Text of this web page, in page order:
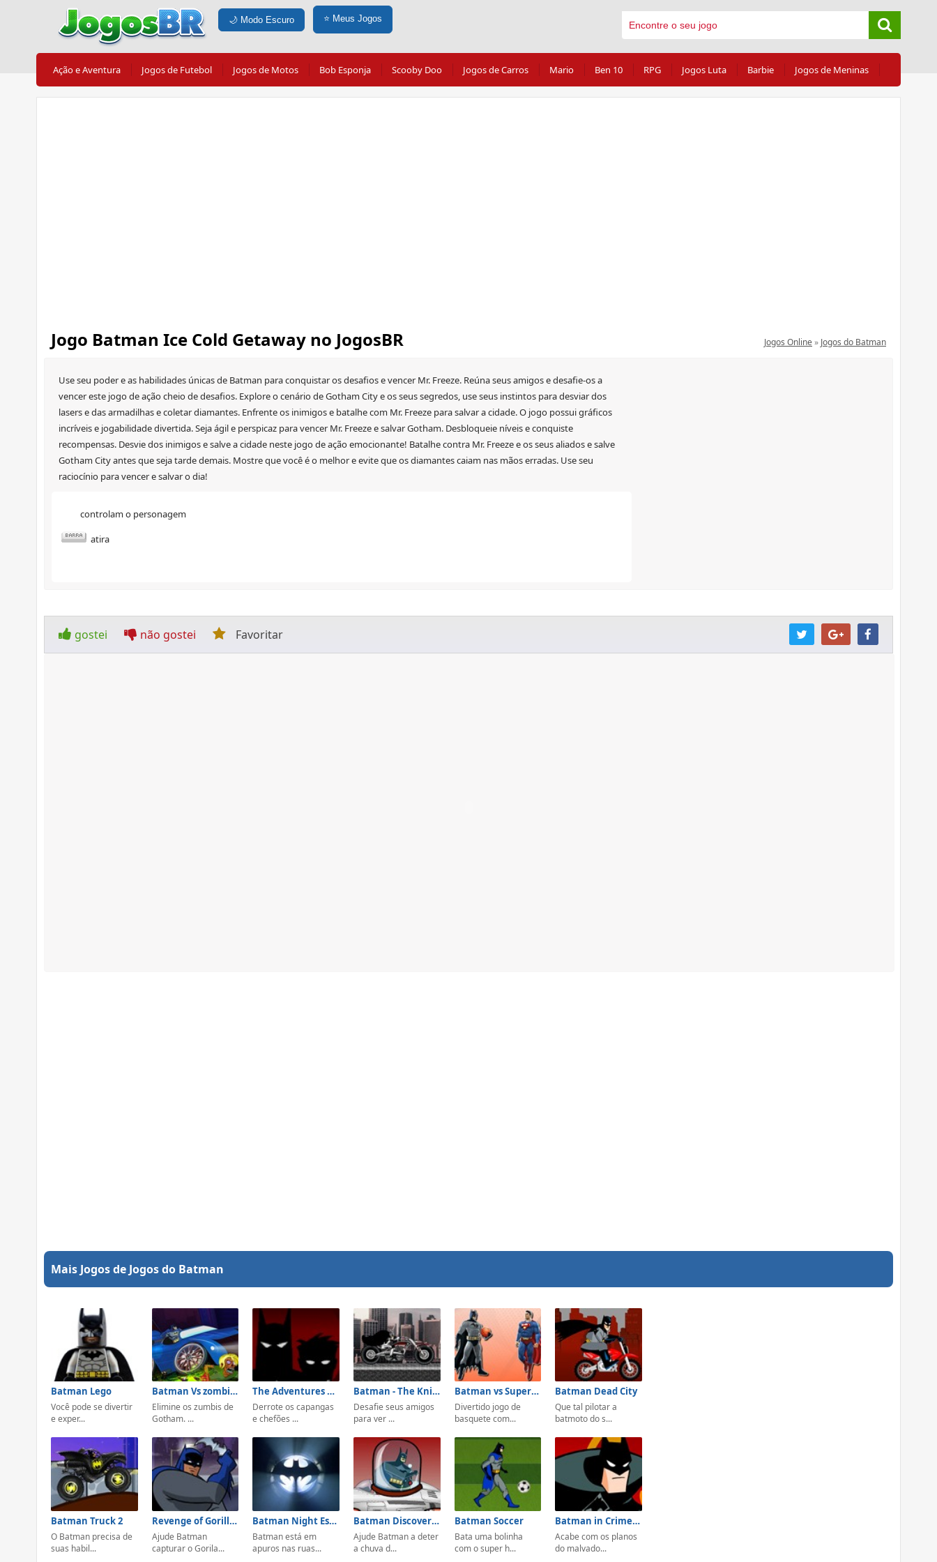
🌙 Modo Escuro ⭐ Meus Jogos
Ação e Aventura Jogos de Futebol Jogos de Motos Bob Esponja Scooby Doo Jogos de Carros Mario Ben 10 RPG Jogos Luta Barbie Jogos de Meninas
Jogo Batman Ice Cold Getaway no JogosBR Jogos Online» Jogos do Batman
Use seu poder e as habilidades únicas de Batman para conquistar os desafios e vencer Mr. Freeze. Reúna seus amigos e desafie-os a
vencer este jogo de ação cheio de desafios. Explore o cenário de Gotham City e os seus segredos, use seus instintos para desviar dos
lasers e das armadilhas e coletar diamantes. Enfrente os inimigos e batalhe com Mr. Freeze para salvar a cidade. O jogo possui gráficos
incríveis e jogabilidade divertida. Seja ágil e perspicaz para vencer Mr. Freeze e salvar Gotham. Desbloqueie níveis e conquiste
recompensas. Desvie dos inimigos e salve a cidade neste jogo de ação emocionante! Batalhe contra Mr. Freeze e os seus aliados e salve
Gotham City antes que seja tarde demais. Mostre que você é o melhor e evite que os diamantes caiam nas mãos erradas. Use seu
raciocínio para vencer e salvar o dia!
controlam o personagem
atira
gostei não gostei Favoritar
Mais Jogos de Jogos do Batman
Batman Lego
Você pode se divertir
e exper...
Batman Vs zombies
Elimine os zumbis de
Gotham. ...
The Adventures of Batman and Robin
Derrote os capangas
e chefões ...
Batman - The Knight Rider
Desafie seus amigos
para ver ...
Batman vs Superman Basketball
Divertido jogo de
basquete com...
Batman Dead City
Que tal pilotar a
batmoto do s...
Batman Truck 2
O Batman precisa de
suas habil...
Revenge of Gorilla Grodd
Ajude Batman
capturar o Gorila...
Batman Night Escape
Batman está em
apuros nas ruas...
Batman Discover The Mars
Ajude Batman a deter
a chuva d...
Batman Soccer
Bata uma bolinha
com o super h...
Batman in Crime Wave
Acabe com os planos
do malvado...